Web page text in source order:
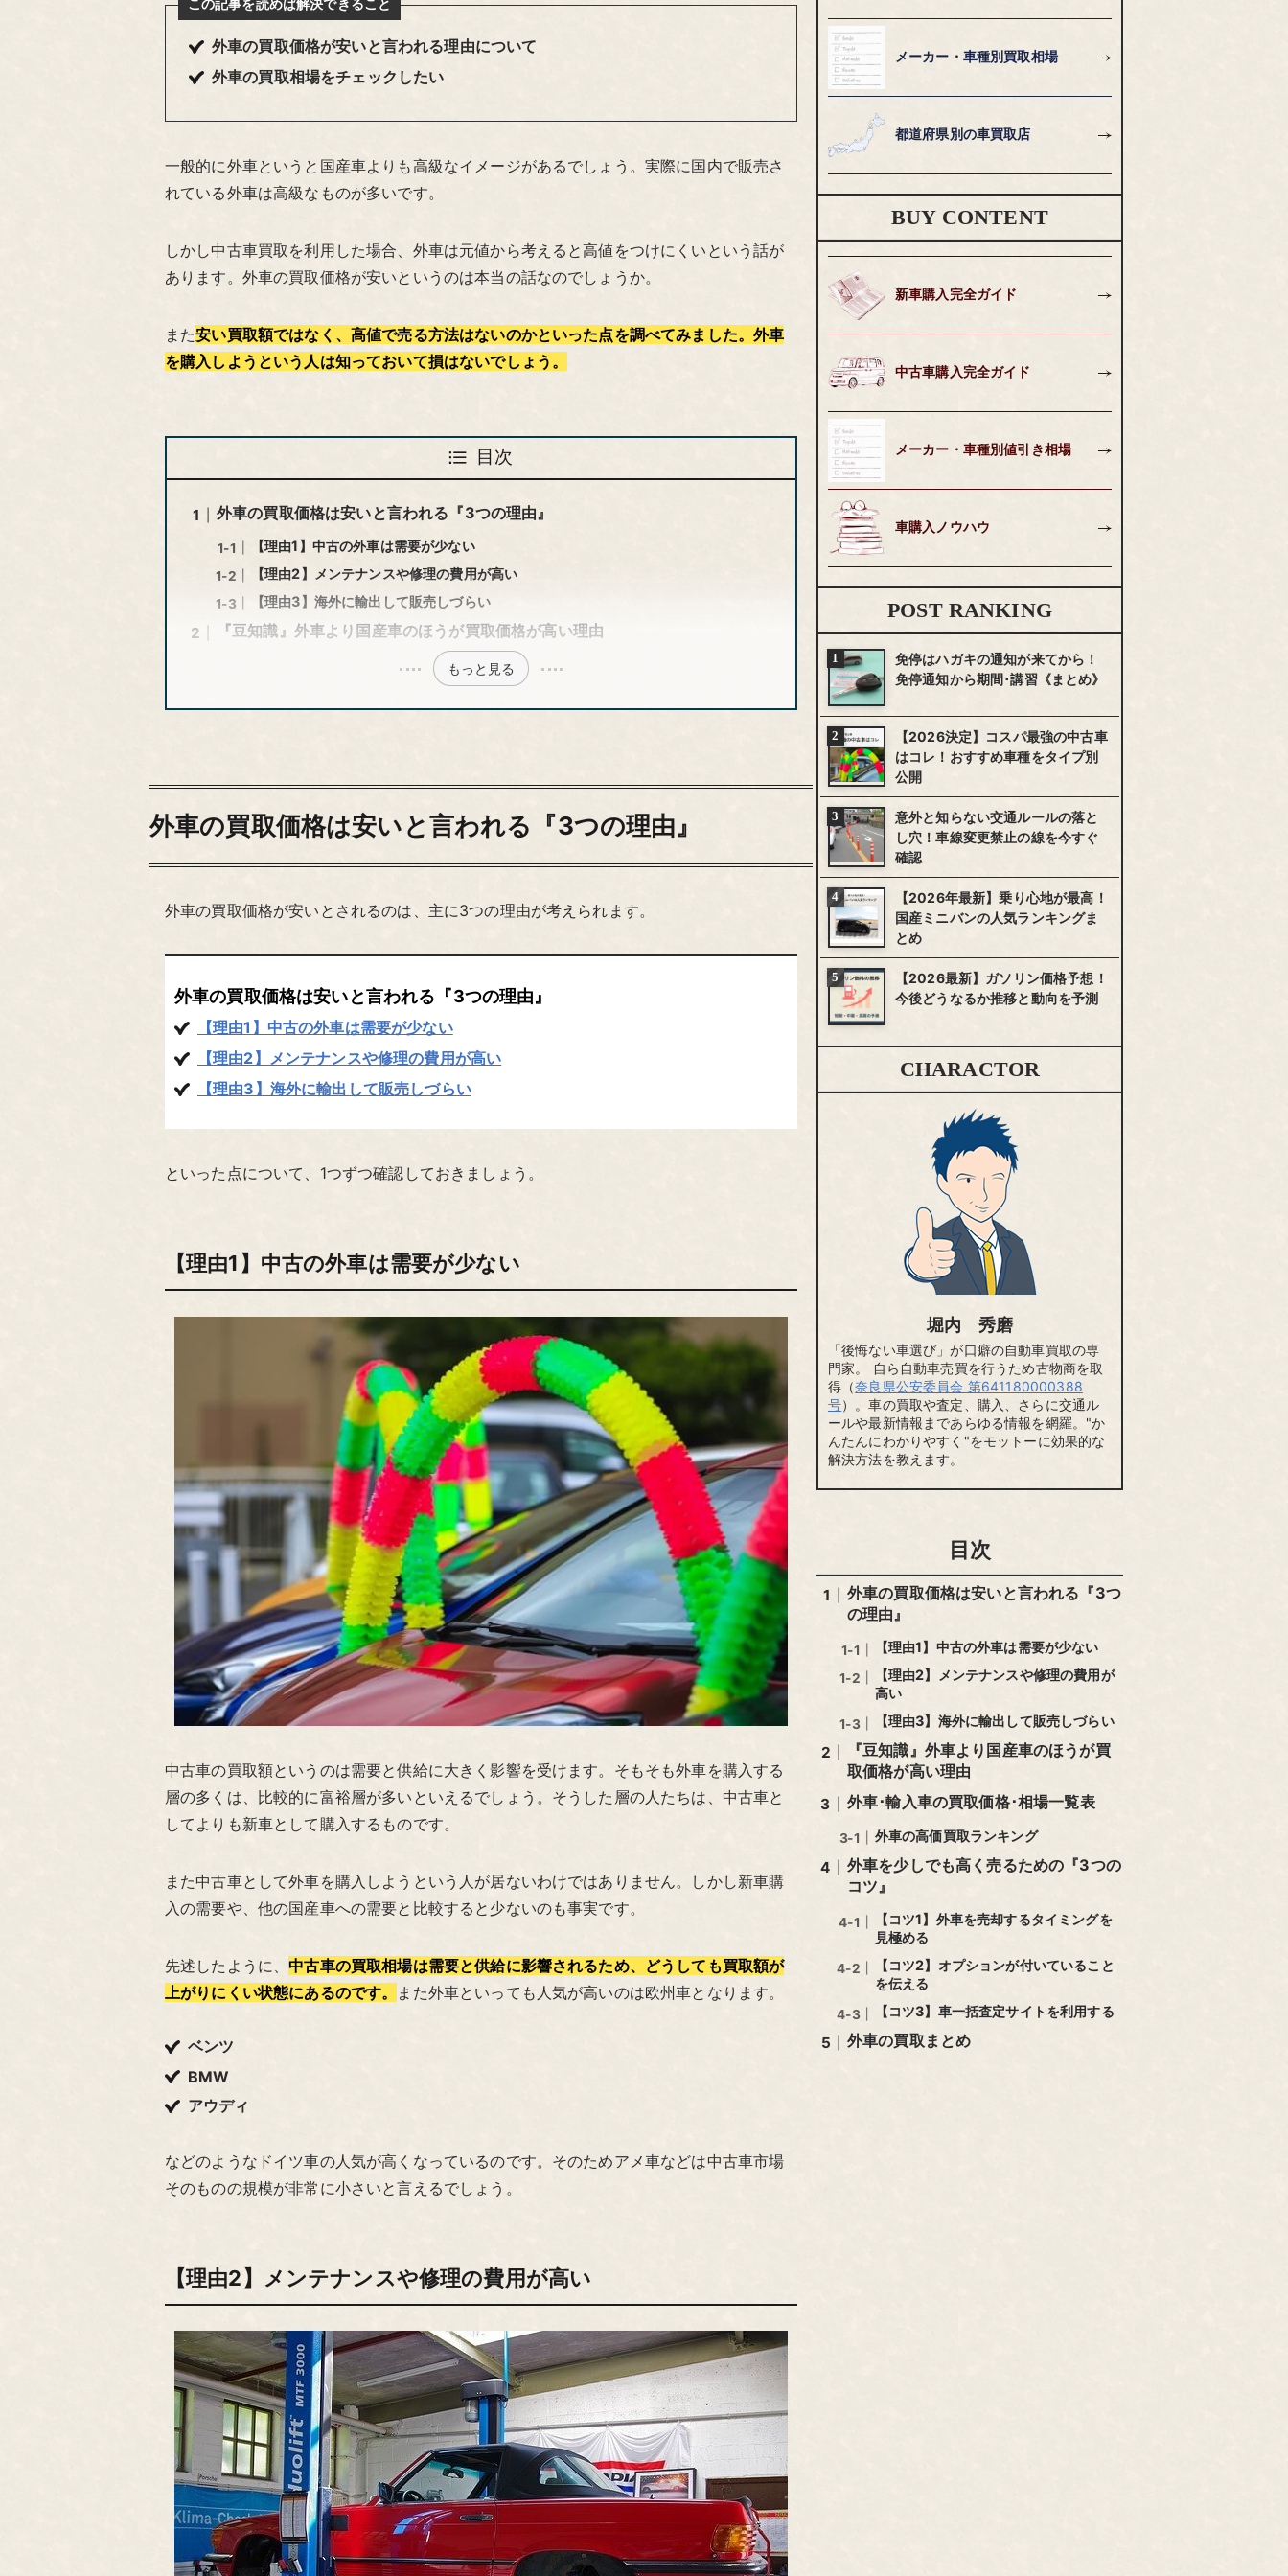
この記事を読めば解決できること
外車の買取価格が安いと言われる理由について
外車の買取相場をチェックしたい
一般的に外車というと国産車よりも高級なイメージがあるでしょう。実際に国内で販売さ
れている外車は高級なものが多いです。
しかし中古車買取を利用した場合、外車は元値から考えると高値をつけにくいという話が
あります。外車の買取価格が安いというのは本当の話なのでしょうか。
また安い買取額ではなく、高値で売る方法はないのかといった点を調べてみました。外車
を購入しようという人は知っておいて損はないでしょう。
目次
外車の買取価格は安いと言われる『3つの理由』
【理由1】中古の外車は需要が少ない
【理由2】メンテナンスや修理の費用が高い
【理由3】海外に輸出して販売しづらい
『豆知識』外車より国産車のほうが買取価格が高い理由
もっと見る
外車の買取価格は安いと言われる『3つの理由』
外車の買取価格が安いとされるのは、主に3つの理由が考えられます。
外車の買取価格は安いと言われる『3つの理由』
【理由1】中古の外車は需要が少ない
【理由2】メンテナンスや修理の費用が高い
【理由3】海外に輸出して販売しづらい
といった点について、1つずつ確認しておきましょう。
【理由1】中古の外車は需要が少ない
中古車の買取額というのは需要と供給に大きく影響を受けます。そもそも外車を購入する
層の多くは、比較的に富裕層が多いといえるでしょう。そうした層の人たちは、中古車と
してよりも新車として購入するものです。
また中古車として外車を購入しようという人が居ないわけではありません。しかし新車購
入の需要や、他の国産車への需要と比較すると少ないのも事実です。
先述したように、中古車の買取相場は需要と供給に影響されるため、どうしても買取額が
上がりにくい状態にあるのです。
また外車といっても人気が高いのは欧州車となります。
ベンツ
BMW
アウディ
などのようなドイツ車の人気が高くなっているのです。そのためアメ車などは中古車市場
そのものの規模が非常に小さいと言えるでしょう。
【理由2】メンテナンスや修理の費用が高い
メーカー・車種別買取相場
都道府県別の車買取店
BUY CONTENT
新車購入完全ガイド
中古車購入完全ガイド
メーカー・車種別値引き相場
車購入ノウハウ
POST RANKING
免停はハガキの通知が来てから！
免停通知から期間･講習《まとめ》
【2026決定】コスパ最強の中古車
はコレ！おすすめ車種をタイプ別
公開
意外と知らない交通ルールの落と
し穴！車線変更禁止の線を今すぐ
確認
【2026年最新】乗り心地が最高！
国産ミニバンの人気ランキングま
とめ
【2026最新】ガソリン価格予想！
今後どうなるか推移と動向を予測
CHARACTOR
堀内 秀磨
「後悔ない車選び」が口癖の自動車買取の専
門家。 自ら自動車売買を行うため古物商を取
得（奈良県公安委員会 第641180000388
号）。車の買取や査定、購入、さらに交通ル
ールや最新情報まであらゆる情報を網羅。"か
んたんにわかりやすく"をモットーに効果的な
解決方法を教えます。
目次
外車の買取価格は安いと言われる『3つ
の理由』
【理由1】中古の外車は需要が少ない
【理由2】メンテナンスや修理の費用が
高い
【理由3】海外に輸出して販売しづらい
『豆知識』外車より国産車のほうが買
取価格が高い理由
外車･輸入車の買取価格･相場一覧表
外車の高価買取ランキング
外車を少しでも高く売るための『3つの
コツ』
【コツ1】外車を売却するタイミングを
見極める
【コツ2】オプションが付いていること
を伝える
【コツ3】車一括査定サイトを利用する
外車の買取まとめ